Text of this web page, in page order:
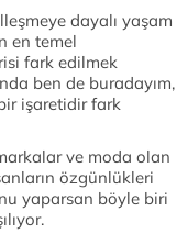
dayalı yaşam
en temel
fark edilmek
ben de buradayım,
işaretidir fark
ve moda olan
özgünlükleri
yaparsan böyle biri